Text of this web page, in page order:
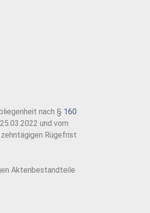
nach § 160
und vom
Rügefrist
Aktenbestandteile